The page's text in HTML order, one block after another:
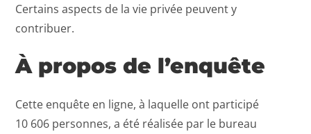
Certains aspects de la vie privée peuvent y
contribuer.
À propos de l’enquête
Cette enquête en ligne, à laquelle ont participé
10 606 personnes, a été réalisée par le bureau